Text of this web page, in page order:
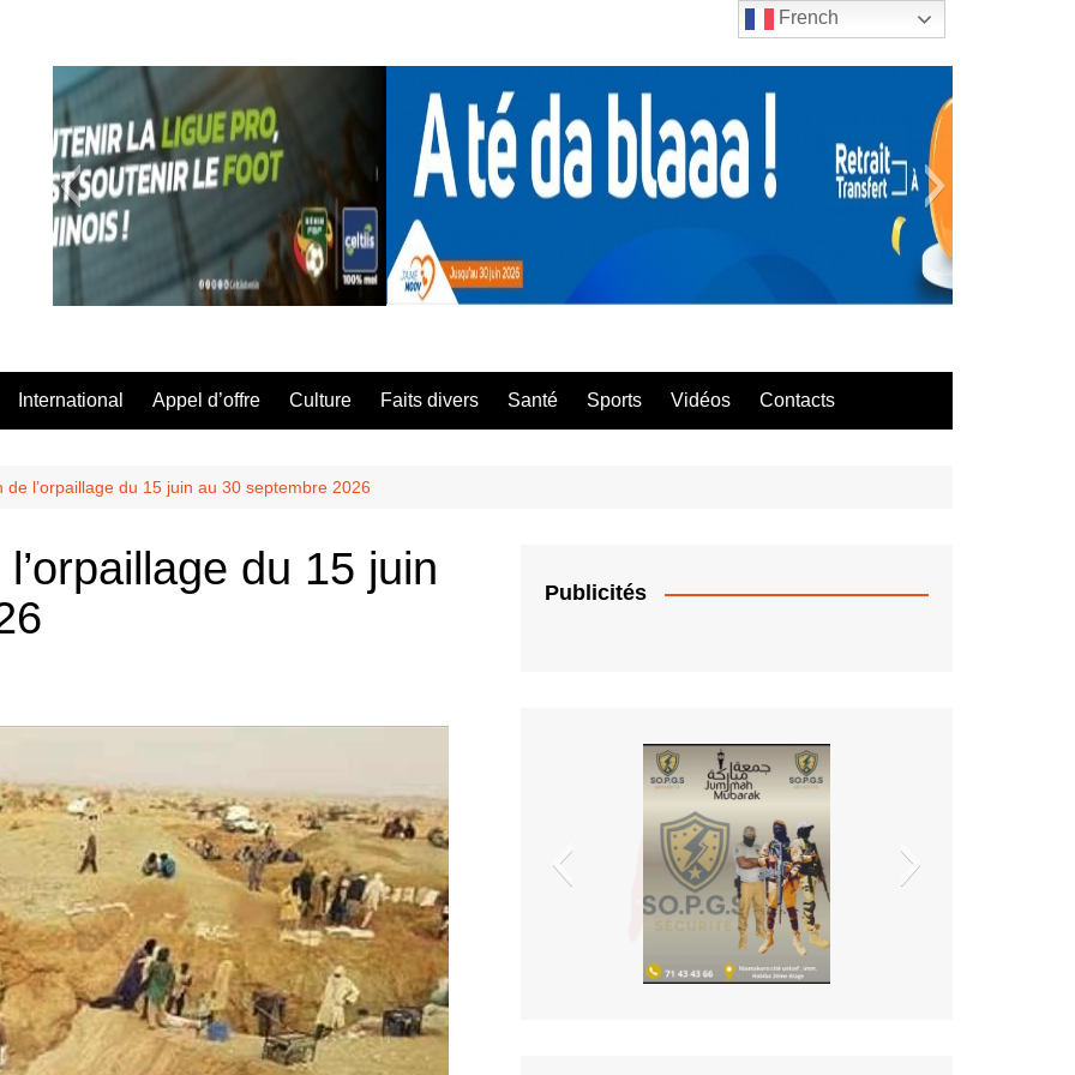
International Appel d’offre Culture Faits divers Santé Sports Vidéos Contacts
de l’orpaillage du 15 juin au 30 septembre 2026
du 15 juin
Publicités
French